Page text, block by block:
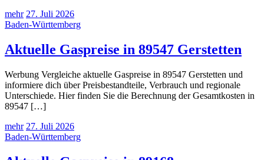
mehr 27. Juli 2026
Baden-Württemberg
Aktuelle Gaspreise in 89547 Gerstetten
Werbung Vergleiche aktuelle Gaspreise in 89547 Gerstetten und
informiere dich über Preisbestandteile, Verbrauch und regionale
Unterschiede. Hier finden Sie die Berechnung der Gesamtkosten in
89547 […]
mehr 27. Juli 2026
Baden-Württemberg